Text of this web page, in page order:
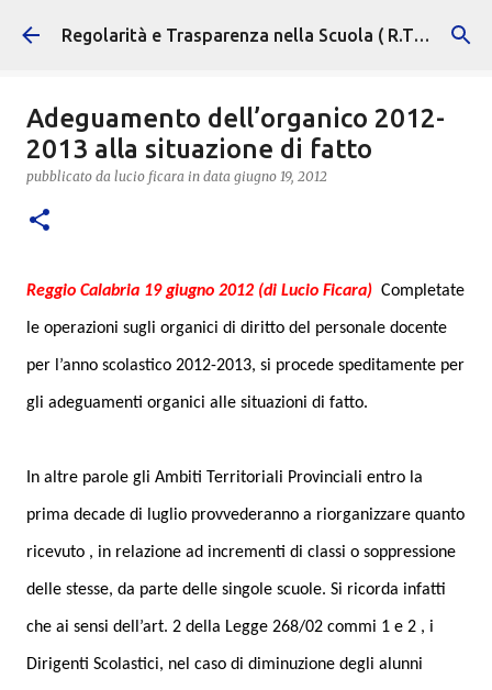
Passa ai contenuti principali Regolarità e Trasparenza nella Scuola ( R.T.S. )
Adeguamento dell’organico 2012-
2013 alla situazione di fatto
pubblicato da lucio ficara in data giugno 19, 2012
Reggio Calabria 19 giugno 2012 (di Lucio Ficara) Completate
le operazioni sugli organici di diritto del personale docente
per l’anno scolastico 2012-2013, si procede speditamente per
gli adeguamenti organici alle situazioni di fatto.
In altre parole gli Ambiti Territoriali Provinciali entro la
prima decade di luglio provvederanno a riorganizzare quanto
ricevuto , in relazione ad incrementi di classi o soppressione
delle stesse, da parte delle singole scuole. Si ricorda infatti
che ai sensi dell’art. 2 della Legge 268/02 commi 1 e 2 , i
Dirigenti Scolastici, nel caso di diminuzione degli alunni